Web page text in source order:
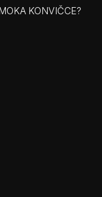
KONVIČCE?